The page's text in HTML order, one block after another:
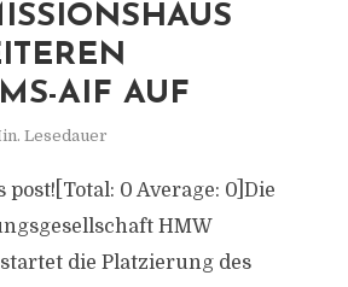
AIF AUF
Lesedauer
post![Total: 0 Average: 0]Die
HMW
die Platzierung des